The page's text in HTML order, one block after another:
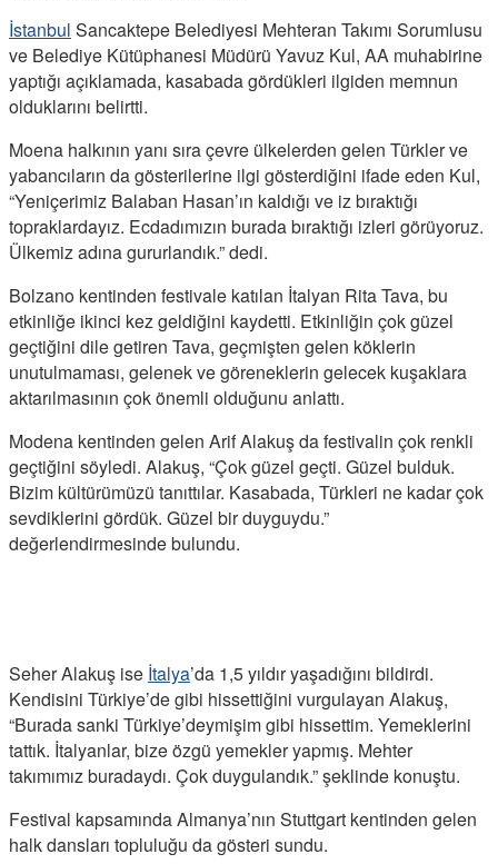
İstanbul Sancaktepe Belediyesi Mehteran Takımı Sorumlusu
ve Belediye Kütüphanesi Müdürü Yavuz Kul, AA muhabirine
yaptığı açıklamada, kasabada gördükleri ilgiden memnun
olduklarını belirtti.
Moena halkının yanı sıra çevre ülkelerden gelen Türkler ve
yabancıların da gösterilerine ilgi gösterdiğini ifade eden Kul,
“Yeniçerimiz Balaban Hasan’ın kaldığı ve iz bıraktığı
topraklardayız. Ecdadımızın burada bıraktığı izleri görüyoruz.
Ülkemiz adına gururlandık.” dedi.
Bolzano kentinden festivale katılan İtalyan Rita Tava, bu
etkinliğe ikinci kez geldiğini kaydetti. Etkinliğin çok güzel
geçtiğini dile getiren Tava, geçmişten gelen köklerin
unutulmaması, gelenek ve göreneklerin gelecek kuşaklara
aktarılmasının çok önemli olduğunu anlattı.
Modena kentinden gelen Arif Alakuş da festivalin çok renkli
geçtiğini söyledi. Alakuş, “Çok güzel geçti. Güzel bulduk.
Bizim kültürümüzü tanıttılar. Kasabada, Türkleri ne kadar çok
sevdiklerini gördük. Güzel bir duyguydu.”
değerlendirmesinde bulundu.
Seher Alakuş ise İtalya’da 1,5 yıldır yaşadığını bildirdi.
Kendisini Türkiye’de gibi hissettiğini vurgulayan Alakuş,
“Burada sanki Türkiye’deymişim gibi hissettim. Yemeklerini
tattık. İtalyanlar, bize özgü yemekler yapmış. Mehter
takımımız buradaydı. Çok duygulandık.” şeklinde konuştu.
Festival kapsamında Almanya’nın Stuttgart kentinden gelen
halk dansları topluluğu da gösteri sundu.